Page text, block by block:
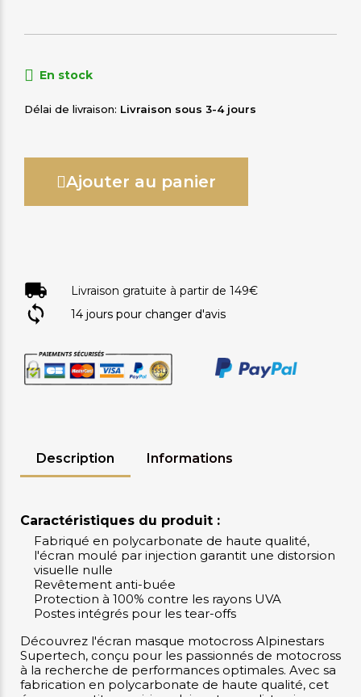
En stock
Délai de livraison Livraison sous 3-4 jours
Ajouter au panier
Livraison gratuite à partir de 149€
14 jours pour changer d'avis
Description Informations
Caractéristiques du produit :
Fabriqué en polycarbonate de haute qualité,
l'écran moulé par injection garantit une distorsion
visuelle nulle
Revêtement anti-buée
Protection à 100% contre les rayons UVA
Postes intégrés pour les tear-offs
Découvrez l'écran masque motocross Alpinestars
Supertech, conçu pour les passionnés de motocross
à la recherche de performances optimales. Avec sa
fabrication en polycarbonate de haute qualité, cet